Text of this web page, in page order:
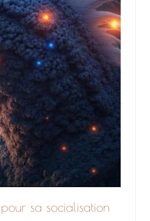
sa socialisation